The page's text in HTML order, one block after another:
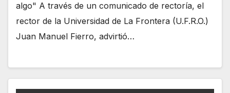
algo" A través de un comunicado de rectoría, el
rector de la Universidad de La Frontera (U.F.R.O.)
Juan Manuel Fierro, advirtió…